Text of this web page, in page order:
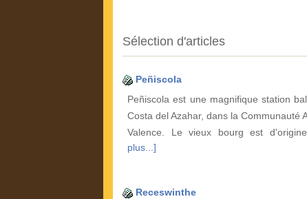
Sélection d'articles
Peñiscola
Peñiscola est une magnifique station
Costa del Azahar, dans la Communauté
Valence. Le vieux bourg est
plus...]
Receswinthe